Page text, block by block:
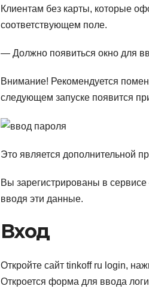
Клиентам без карты, которые
соответствующем поле.
— Должно появиться окно для
Внимание! Рекомендуется
следующем запуске появится
Это является дополнительной
Вы зарегистрированы в
вводя эти данные.
Вход
Откройте сайт tinkoff ru login,
Откроется форма для ввода